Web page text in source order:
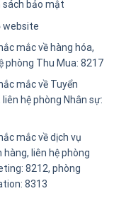
sách bảo mật
website
mắc về hàng hóa,
phòng Thu Mua: 8217
mắc về Tuyển
liên hệ phòng Nhân sự:
mắc về dịch vụ
hàng, liên hệ phòng
8212, phòng
8313